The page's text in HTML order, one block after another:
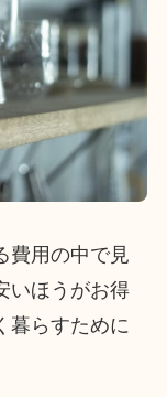
費用の中で見
いほうがお得
暮らすために